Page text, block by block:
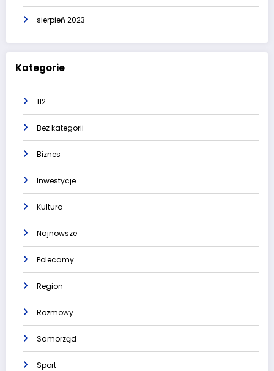
sierpień 2023
Kategorie
112
Bez kategorii
Biznes
Inwestycje
Kultura
Najnowsze
Polecamy
Region
Rozmowy
Samorząd
Sport